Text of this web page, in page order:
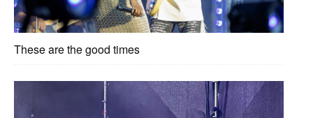
These are the good times